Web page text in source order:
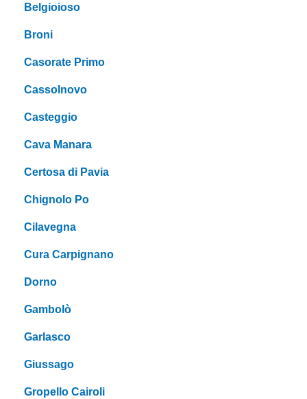
Belgioioso
Broni
Casorate Primo
Cassolnovo
Casteggio
Cava Manara
Certosa di Pavia
Chignolo Po
Cilavegna
Cura Carpignano
Dorno
Gambolò
Garlasco
Giussago
Gropello Cairoli